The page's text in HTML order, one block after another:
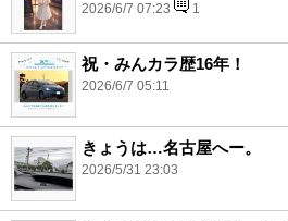
2026/6/7 07:23 1
祝・みんカラ歴16年！
2026/6/7 05:11
きょうは…名古屋へー。
2026/5/31 23:03